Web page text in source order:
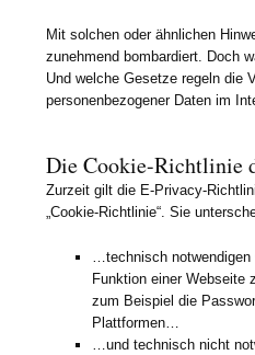
Mit solchen oder ähnlichen
zunehmend bombardiert. Doch
Und welche Gesetze regeln die
personenbezogener Daten im
Die Cookie-Richtlinie
Zurzeit gilt die E-Privacy-
„Cookie-Richtlinie“. Sie
…technisch notwendigen
Funktion einer Webseite
zum Beispiel die
Plattformen…
…und technisch nicht